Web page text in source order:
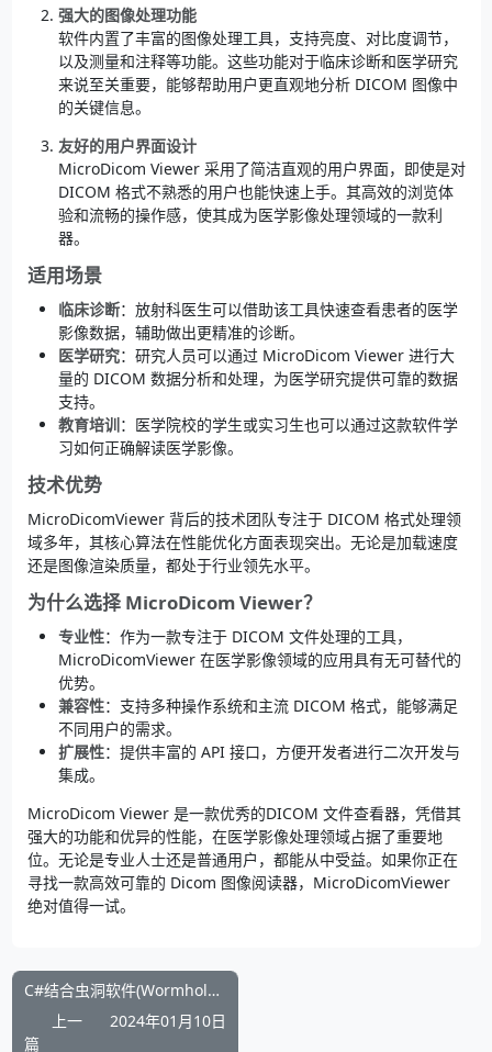
强大的图像处理功能
软件内置了丰富的图像处理工具，支持亮度、对比度调节，
以及测量和注释等功能。这些功能对于临床诊断和医学研究
来说至关重要，能够帮助用户更直观地分析 DICOM 图像中
的关键信息。
友好的用户界面设计
MicroDicom Viewer 采用了简洁直观的用户界面，即使是对
DICOM 格式不熟悉的用户也能快速上手。其高效的浏览体
验和流畅的操作感，使其成为医学影像处理领域的一款利
器。
适用场景
临床诊断：放射科医生可以借助该工具快速查看患者的医学
影像数据，辅助做出更精准的诊断。
医学研究：研究人员可以通过 MicroDicom Viewer 进行大
量的 DICOM 数据分析和处理，为医学研究提供可靠的数据
支持。
教育培训 ：医学院校的学生或实习生也可以通过这款软件学
习如何正确解读医学影像。
技术优势
MicroDicomViewer 背后的技术团队专注于 DICOM 格式处理领
域多年，其核心算法在性能优化方面表现突出。无论是加载速度
还是图像渲染质量，都处于行业领先水平。
为什么选择 MicroDicom Viewer？
专业性：作为一款专注于 DICOM 文件处理的工具，
MicroDicomViewer 在医学影像领域的应用具有无可替代的
优势。
兼容性：支持多种操作系统和主流 DICOM 格式，能够满足
不同用户的需求。
扩展性：提供丰富的 API 接口，方便开发者进行二次开发与
集成。
MicroDicom Viewer 是一款优秀的DICOM 文件查看器，凭借其
强大的功能和优异的性能，在医学影像处理领域占据了重要地
位。无论是专业人士还是普通用户，都能从中受益。如果你正在
寻找一款高效可靠的 Dicom 图像阅读器，MicroDicomViewer
绝对值得一试。
C#结合虫洞软件(Wormhole)实现自动登录到手机版百度网盘的流程源码
上一
篇
2024年01月10日